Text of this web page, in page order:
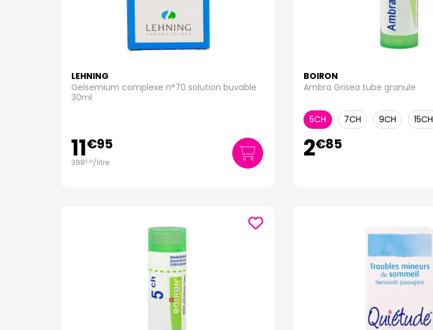
LEHNING
Gelsemium complexe n°70 solution buvable
30ml
11€95
398€33/litre
BOIRON
Ambra Grisea tube granule
5CH 7CH 9CH 15CH
2€85